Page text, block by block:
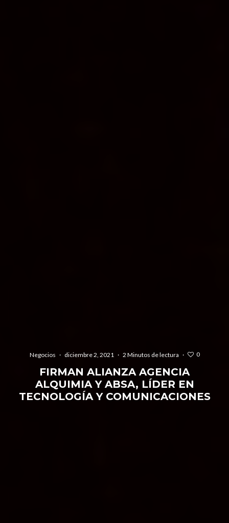
Negocios · diciembre 2, 2021 · 2 Minutos de lectura · 0
FIRMAN ALIANZA AGENCIA
ALQUIMIA Y ABSA, LÍDER EN
TECNOLOGÍA Y COMUNICACIONES